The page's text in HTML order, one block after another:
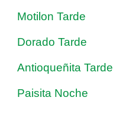
Motilon Tarde
Dorado Tarde
Antioqueñita Tarde
Paisita Noche